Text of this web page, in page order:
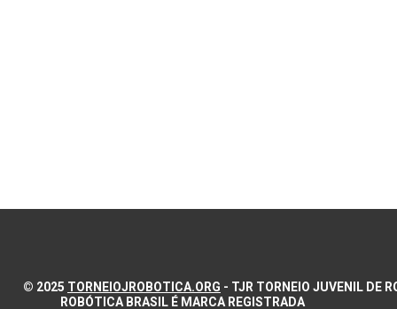
© 2025 TORNEIOJROBOTICA.ORG - TJR TORNEIO JUVENIL DE
ROBÓTICA BRASIL É MARCA REGISTRADA